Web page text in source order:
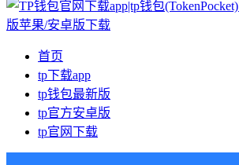
首页
tp下载app
tp钱包最新版
tp官方安卓版
tp官网下载